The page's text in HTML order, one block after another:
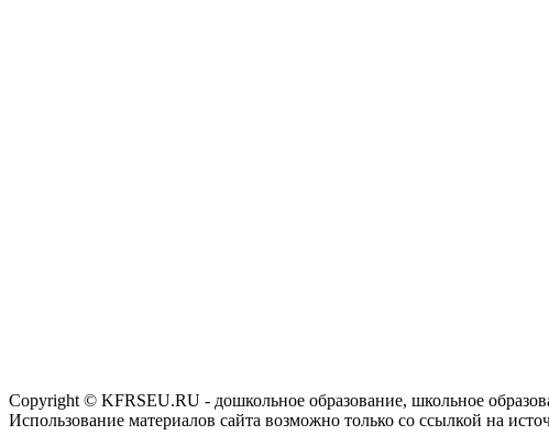
Copyright © KFRSEU.RU - дошкольное образование, школьное
Использование материалов сайта возможно только со ссылкой на